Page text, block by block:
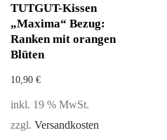
TUTGUT-Kissen
„Maxima“ Bezug:
Ranken mit orangen
Blüten
10,90 €
inkl. 19 % MwSt.
zzgl. Versandkosten